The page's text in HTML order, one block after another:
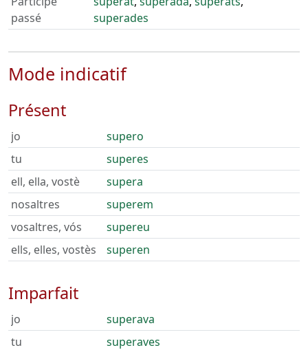
passé
superades
Mode indicatif
Présent
jo
supero
tu
superes
ell, ella, vostè
supera
nosaltres
superem
vosaltres, vós
supereu
ells, elles, vostès
superen
Imparfait
jo
superava
tu
superaves